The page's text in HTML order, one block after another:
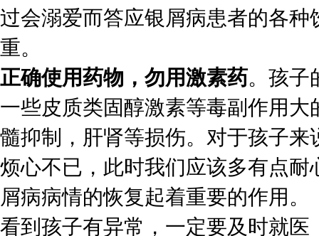
过会溺爱而答应银屑病患者的各
重。
正确使用药物，勿用激素药。孩子
一些皮质类固醇激素等毒副作用
髓抑制，肝肾等损伤。对于孩子
烦心不已，此时我们应该多有点
屑病病情的恢复起着重要的作用。
看到孩子有异常，一定要及时就